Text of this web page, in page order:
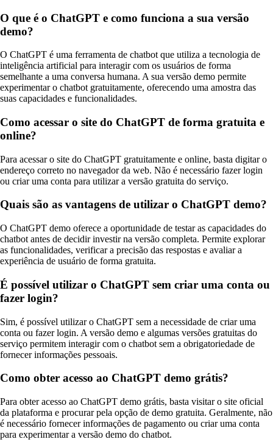
O que é o ChatGPT e como funciona a sua versão
demo?
O ChatGPT é uma ferramenta de chatbot que utiliza a tecnologia de
inteligência artificial para interagir com os usuários de forma
semelhante a uma conversa humana. A sua versão demo permite
experimentar o chatbot gratuitamente, oferecendo uma amostra das
suas capacidades e funcionalidades.
Como acessar o site do ChatGPT de forma gratuita e
online?
Para acessar o site do ChatGPT gratuitamente e online, basta digitar o
endereço correto no navegador da web. Não é necessário fazer login
ou criar uma conta para utilizar a versão gratuita do serviço.
Quais são as vantagens de utilizar o ChatGPT demo?
O ChatGPT demo oferece a oportunidade de testar as capacidades do
chatbot antes de decidir investir na versão completa. Permite explorar
as funcionalidades, verificar a precisão das respostas e avaliar a
experiência de usuário de forma gratuita.
É possível utilizar o ChatGPT sem criar uma conta ou
fazer login?
Sim, é possível utilizar o ChatGPT sem a necessidade de criar uma
conta ou fazer login. A versão demo e algumas versões gratuitas do
serviço permitem interagir com o chatbot sem a obrigatoriedade de
fornecer informações pessoais.
Como obter acesso ao ChatGPT demo grátis?
Para obter acesso ao ChatGPT demo grátis, basta visitar o site oficial
da plataforma e procurar pela opção de demo gratuita. Geralmente, não
é necessário fornecer informações de pagamento ou criar uma conta
para experimentar a versão demo do chatbot.